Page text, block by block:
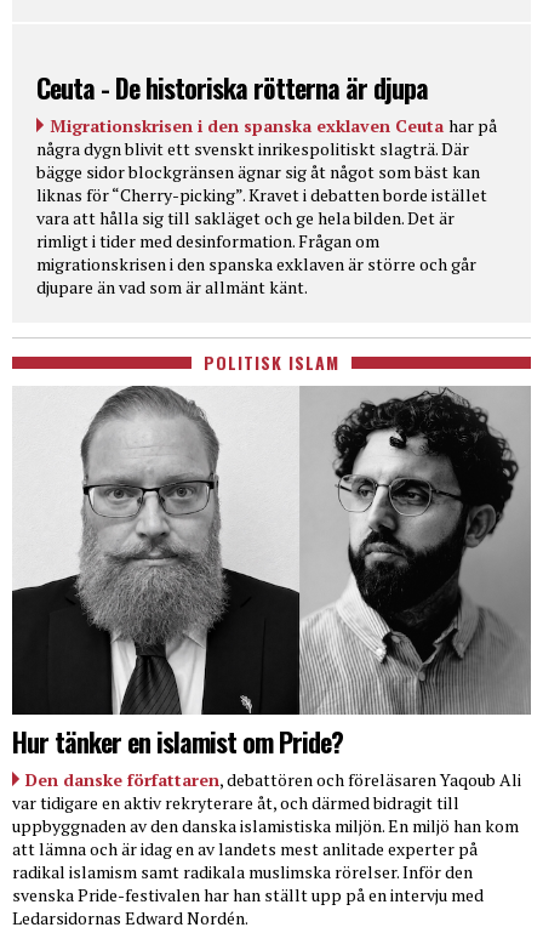
Ceuta - De historiska rötterna är djupa
Migrationskrisen i den spanska exklaven Ceuta har på
några dygn blivit ett svenskt inrikespolitiskt slagträ. Där
bägge sidor blockgränsen ägnar sig åt något som bäst kan
liknas för “Cherry-picking”. Kravet i debatten borde istället
vara att hålla sig till sakläget och ge hela bilden. Det är
rimligt i tider med desinformation. Frågan om
migrationskrisen i den spanska exklaven är större och går
djupare än vad som är allmänt känt.
POLITISK ISLAM
Hur tänker en islamist om Pride?
Den danske författaren, debattören och föreläsaren Yaqoub Ali
var tidigare en aktiv rekryterare åt, och därmed bidragit till
uppbyggnaden av den danska islamistiska miljön. En miljö han kom
att lämna och är idag en av landets mest anlitade experter på
radikal islamism samt radikala muslimska rörelser. Inför den
svenska Pride-festivalen har han ställt upp på en intervju med
Ledarsidornas Edward Nordén.